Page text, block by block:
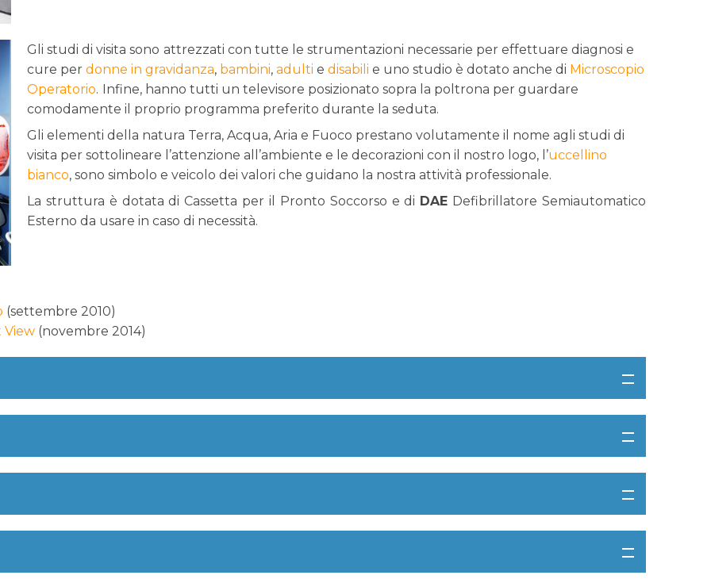
Gli studi di visita sono attrezzati con tutte le strumentazioni necessarie per effettuare diagnosi e
cure per donne in gravidanza, bambini, adulti e disabili e uno studio è dotato anche di Microscopio
Operatorio.
Infine, hanno tutti un televisore posizionato sopra la poltrona per guardare
comodamente il proprio programma preferito durante la seduta.
Gli elementi della natura Terra, Acqua, Aria e Fuoco prestano volutamente il nome agli studi di
visita per sottolineare l’attenzione all’ambiente e le decorazioni con il nostro logo, l’uccellino
bianco, sono simbolo e veicolo dei valori che guidano la nostra attività professionale.
La struttura è dotata di Cassetta per il Pronto Soccorso e di DAE Defibrillatore Semiautomatico
Esterno da usare in caso di necessità.
(settembre 2010)
View (novembre 2014)